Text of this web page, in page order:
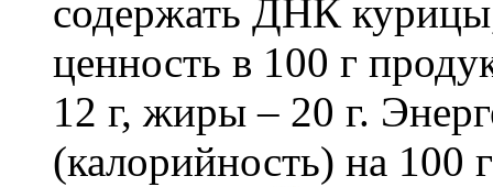
содержать ДНК
ценность в 100 г
12 г, жиры – 20 г.
(калорийность) на 100